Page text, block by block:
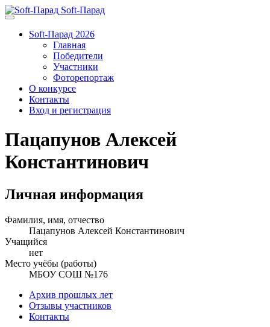
Soft-Парад
Soft-Парад 2026
Главная
Победители
Участники
Фоторепортаж
О конкурсе
Контакты
Вход и регистрация
Пацапунов Алексей
Константинович
Личная информация
Фамилия, имя, отчество
Пацапунов Алексей Константинович
Учащийся
нет
Место учёбы (работы)
МБОУ СОШ №176
Архив прошлых лет
Отзывы участников
Контакты